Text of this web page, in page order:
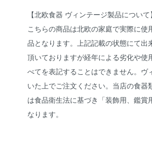
【北欧食器 ヴィンテージ製品について
こちらの商品は北欧の家庭で実際に使
品となります。上記記載の状態にて出
頂いておりますが経年による劣化や使
べてを表記することはできません。ヴ
いた上でご注文ください。当店の食器
は食品衛生法に基づき「装飾用、鑑賞
なります。